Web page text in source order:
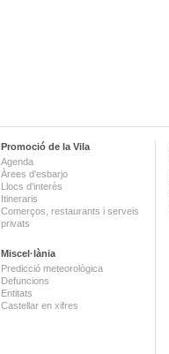
Promoció de la Vila
Agenda
Àrees d'esbarjo
Llocs d'interès
Itineraris
Comerços, restaurants i serveis
privats
Miscel·lània
Predicció meteorològica
Defuncions
Entitats
Castellar en xifres